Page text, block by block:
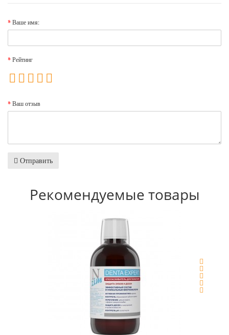
Ваше имя:
Рейтинг
Ваш отзыв
Отправить
Рекомендуемые товары